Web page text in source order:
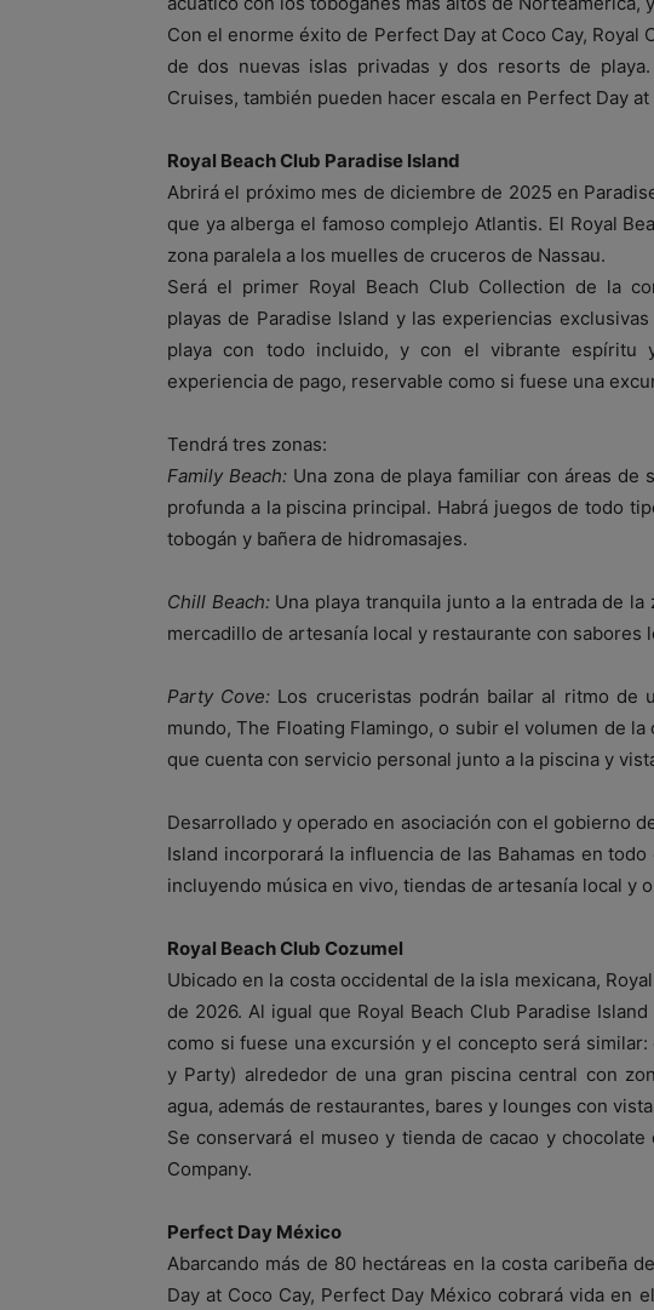
Con el enorme éxito de Perfect Day at Coco Cay, Royal
de dos nuevas islas privadas y dos resorts de
Cruises, también pueden hacer escala en Perfect Day at
Royal Beach Club Paradise Island
Abrirá el próximo mes de diciembre de 2025 en
que ya alberga el famoso complejo Atlantis. El Royal
zona paralela a los muelles de cruceros de Nassau.
Será el primer Royal Beach Club Collection de la
playas de Paradise Island y las experiencias
playa con todo incluido, y con el vibrante espíritu
experiencia de pago, reservable como si fuese una
Tendrá tres zonas:
Family Beach:Una zona de playa familiar con áreas de
profunda a la piscina principal. Habrá juegos de todo
tobogán y bañera de hidromasajes.
Chill Beach:Una playa tranquila junto a la entrada de
mercadillo de artesanía local y restaurante con sabores
Party Cove: Los cruceristas podrán bailar al ritmo de
mundo, The Floating Flamingo, o subir el volumen de
que cuenta con servicio personal junto a la piscina y
Desarrollado y operado en asociación con el gobierno
Island incorporará la influencia de las Bahamas en
incluyendo música en vivo, tiendas de artesanía local y
Royal Beach Club Cozumel
Ubicado en la costa occidental de la isla mexicana,
de 2026. Al igual que Royal Beach Club Paradise
como si fuese una excursión y el concepto será
y Party) alrededor de una gran piscina central con
agua, además de restaurantes, bares y lounges con
Se conservará el museo y tienda de cacao y
Company.
Perfect Day México
Abarcando más de 80 hectáreas en la costa caribeña
Day at Coco Cay, Perfect Day México cobrará vida en